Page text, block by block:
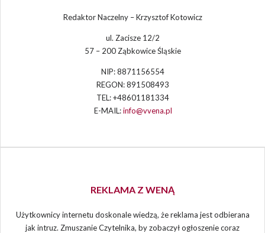
Redaktor Naczelny – Krzysztof Kotowicz
ul. Zacisze 12/2
57 – 200 Ząbkowice Śląskie
NIP: 8871156554
REGON: 891508493
TEL: +48601181334
E-MAIL:info@vvena.pl
REKLAMA Z WENĄ
Użytkownicy internetu doskonale wiedzą, że reklama jest odbierana
jak intruz. Zmuszanie Czytelnika, by zobaczył ogłoszenie coraz